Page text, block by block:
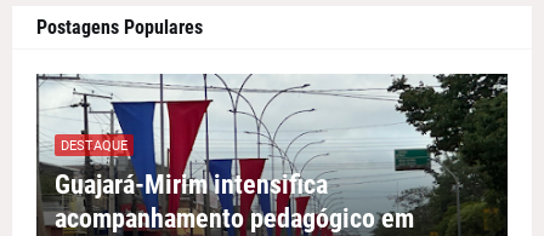
Postagens Populares
DESTAQUE
Guajará-Mirim intensifica
acompanhamento pedagógico em